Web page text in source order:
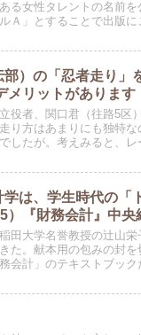
る女性タレントの名前を
Ａ」とすることで出版に
ドルＡとは、ご存知の
部）の「忍者走り」
メリットがあります
役者、関口君（往路5区
り方はあまりにも独特な
したが。考えみると、レ
で、自然に足をフラッ
学は、学生時代の「
）『財務会計』中央
田大学名誉教授の辻山
た。献本用の包みの封
会計」のテキストブック
評価をもらったのが「会